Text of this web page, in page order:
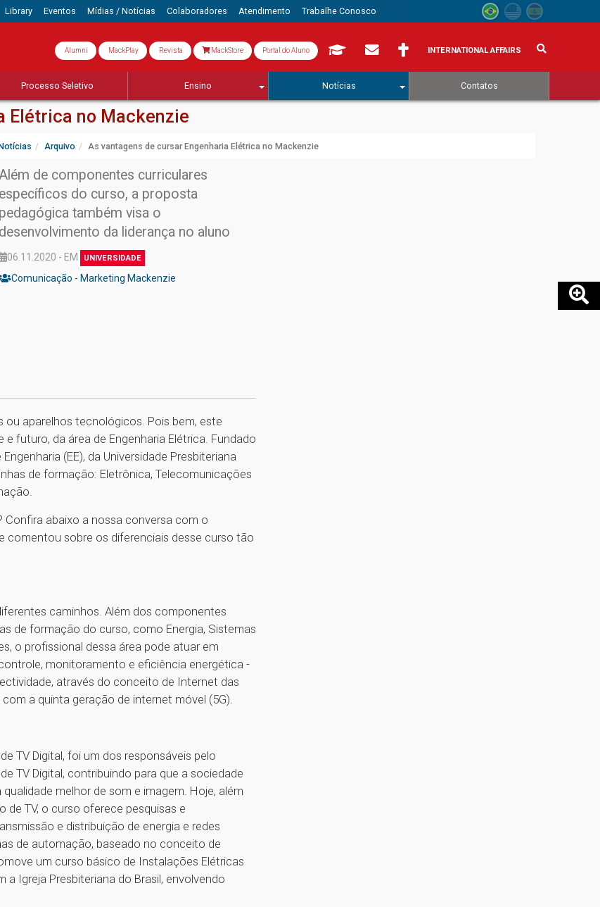
Library Eventos Mídias / Notícias Colaboradores Atendimento Trabalhe Conosco
Alumni MackPlay Revista MackStore Portal do Aluno INTERNATIONAL AFFAIRS
Processo Seletivo Ensino Notícias Contatos
Elétrica no Mackenzie
Arquivo As vantagens de cursar Engenharia Elétrica no Mackenzie
Além de componentes curriculares
específicos do curso, a proposta
pedagógica também visa o
desenvolvimento da liderança no aluno
06.11.2020 - EM UNIVERSIDADE
Comunicação - Marketing Mackenzie
ou aparelhos tecnológicos. Pois bem, este
futuro, da área de Engenharia Elétrica. Fundado
Engenharia (EE), da Universidade Presbiteriana
de formação: Eletrônica, Telecomunicações
Confira abaixo a nossa conversa com o
comentou sobre os diferenciais desse curso tão
caminhos. Além dos componentes
de formação do curso, como Energia, Sistemas
o profissional dessa área pode atuar em
monitoramento e eficiência energética -
através do conceito de Internet das
a quinta geração de internet móvel (5G).
TV Digital, foi um dos responsáveis pelo
TV Digital, contribuindo para que a sociedade
melhor de som e imagem. Hoje, além
de TV, o curso oferece pesquisas e
e distribuição de energia e redes
de automação, baseado no conceito de
um curso básico de Instalações Elétricas
Igreja Presbiteriana do Brasil, envolvendo